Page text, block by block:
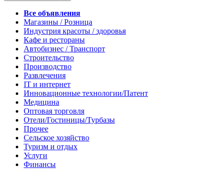
Все объявления
Магазины / Розница
Индустрия красоты / здоровья
Кафе и рестораны
Автобизнес / Транспорт
Строительство
Производство
Развлечения
IT и интернет
Инновационные технологии/Патент
Медицина
Оптовая торговля
Отели/Гостиницы/Турбазы
Прочее
Сельское хозяйство
Туризм и отдых
Услуги
Финансы